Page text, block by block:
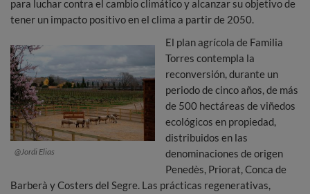
para luchar contra el cambio climático y alcanzar su objetivo de
tener un impacto positivo en el clima a partir de 2050.
@Jordi Elias
El plan agrícola de Familia
Torres contempla la
reconversión, durante un
periodo de cinco años, de más
de 500 hectáreas de viñedos
ecológicos en propiedad,
distribuidos en las
denominaciones de origen
Penedès, Priorat, Conca de
Barberà y Costers del Segre. Las prácticas regenerativas,